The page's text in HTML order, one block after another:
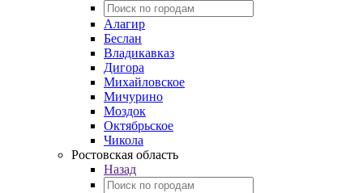
Алагир
Беслан
Владикавказ
Дигора
Михайловское
Мичурино
Моздок
Октябрьское
Чикола
Ростовская область
Назад